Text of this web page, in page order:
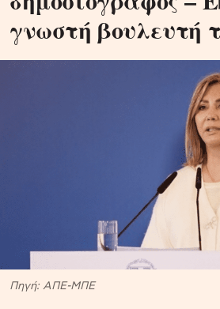
γνωστή βουλευτή
Πηγή: ΑΠΕ-ΜΠΕ